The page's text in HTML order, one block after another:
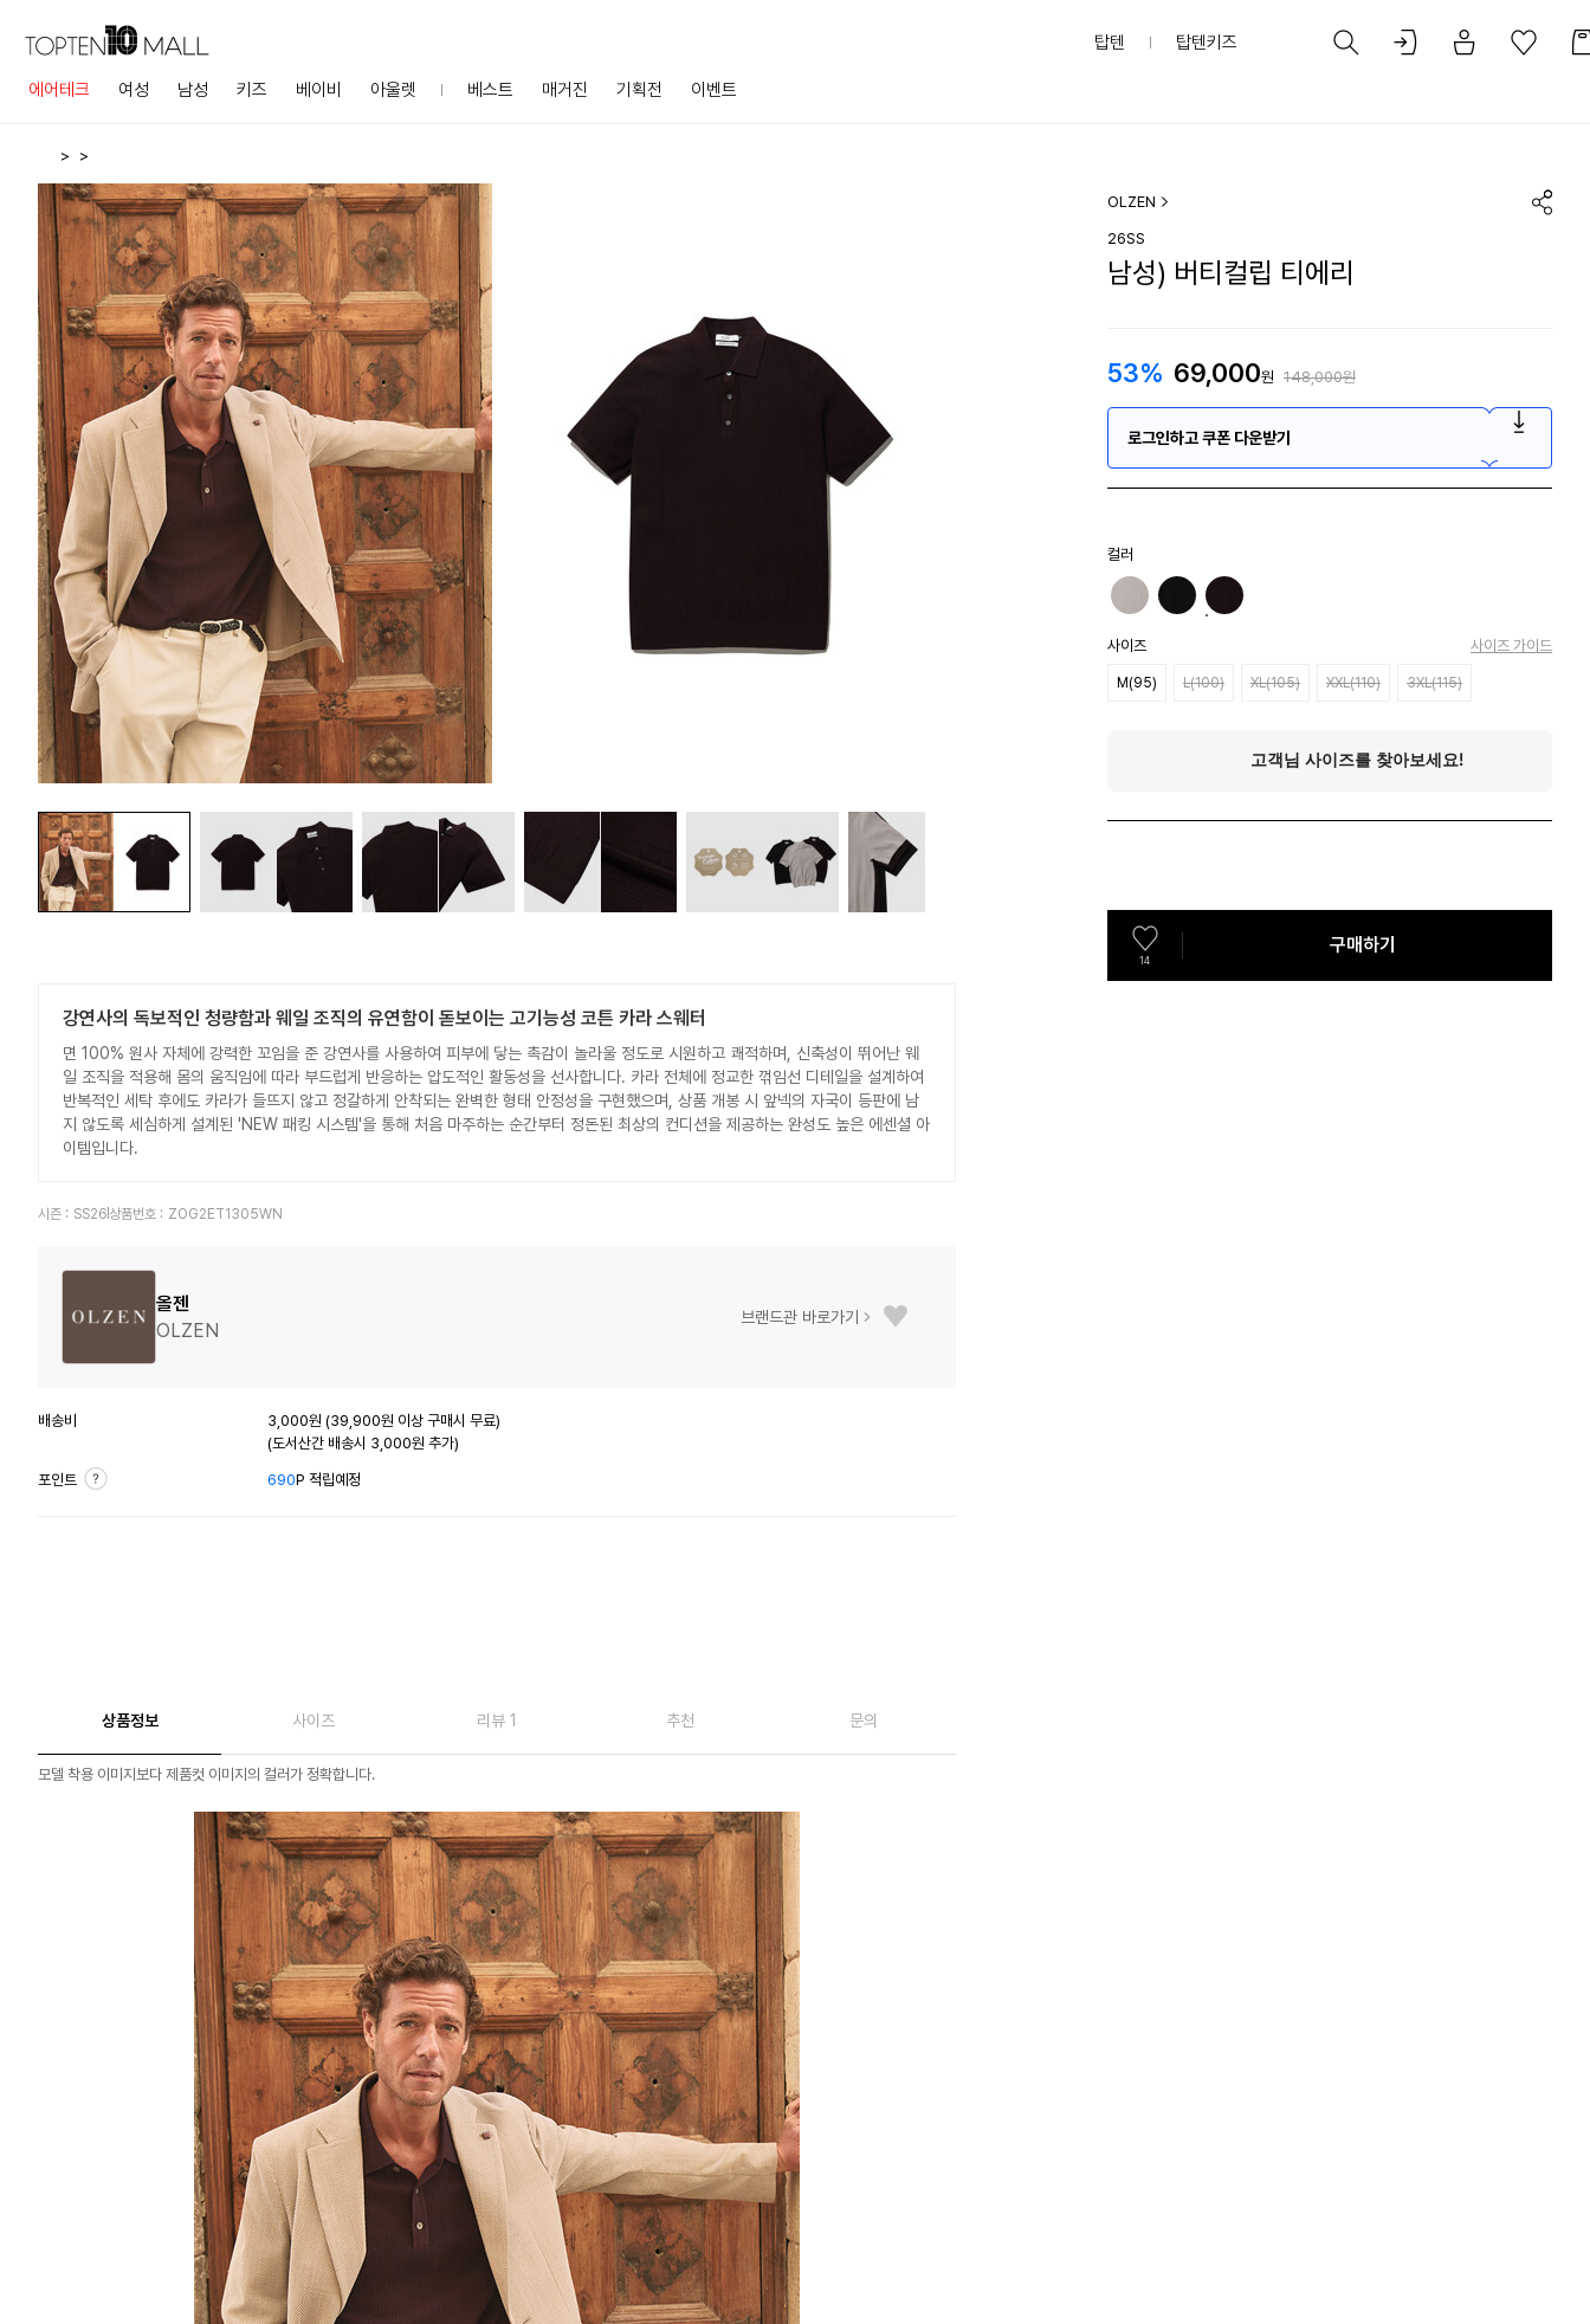
에어테크 여성 남성 키즈 베이비 아울렛 베스트 매거진 기획전 이벤트
탑텐 탑텐키즈
강연사의 독보적인 청량함과 웨일 조직의 유연함이 돋보이는 고기능성 코튼 카라 스웨터
면 100% 원사 자체에 강력한 꼬임을 준 강연사를 사용하여 피부에 닿는 촉감이 놀라울 정도로 시원하고 쾌적하며, 신축성이 뛰어난 웨
일 조직을 적용해 몸의 움직임에 따라 부드럽게 반응하는 압도적인 활동성을 선사합니다. 카라 전체에 정교한 꺾임선 디테일을 설계하여
반복적인 세탁 후에도 카라가 들뜨지 않고 정갈하게 안착되는 완벽한 형태 안정성을 구현했으며, 상품 개봉 시 앞넥의 자국이 등판에 남
지 않도록 세심하게 설계된 'NEW 패킹 시스템'을 통해 처음 마주하는 순간부터 정돈된 최상의 컨디션을 제공하는 완성도 높은 에센셜 아
이템입니다.
시즌 : SS26 상품번호 : ZOG2ET1305WN
올젠
OLZEN
브랜드관 바로가기
배송비
3,000원 (39,900원 이상 구매시 무료)
(도서산간 배송시 3,000원 추가)
포인트 690P 적립예정
상품정보 사이즈 리뷰 1 추천 문의
모델 착용 이미지보다 제품컷 이미지의 컬러가 정확합니다.
OLZEN
26SS
남성) 버티컬립 티에리
53% 69,000원 148,000원
로그인하고 쿠폰 다운받기
컬러
사이즈 사이즈 가이드
M(95) L(100) XL(105) XXL(110) 3XL(115)
14
구매하기